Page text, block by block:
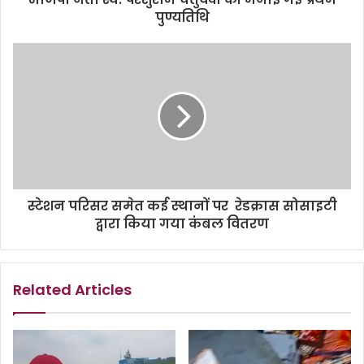
पुण्यतिथि
स्टेशन परिसर समेत कई स्थानों पर रेडक्रास सोसाइटी
द्वारा किया गया कंबल वितरण
Related Articles